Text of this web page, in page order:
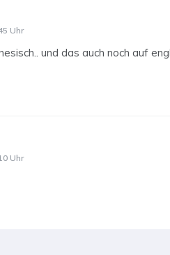
Uhr
und das auch noch auf
Uhr